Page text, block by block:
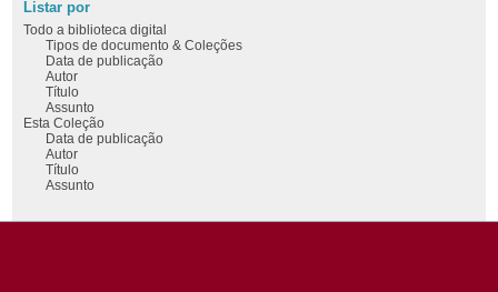
Listar por
Todo a biblioteca digital
Tipos de documento & Coleções
Data de publicação
Autor
Título
Assunto
Esta Coleção
Data de publicação
Autor
Título
Assunto